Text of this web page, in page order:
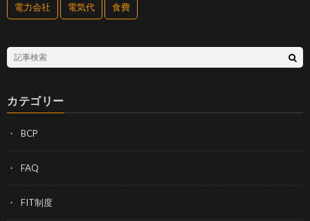
電力会社 電気代 食費
カテゴリー
BCP
FAQ
FIT制度